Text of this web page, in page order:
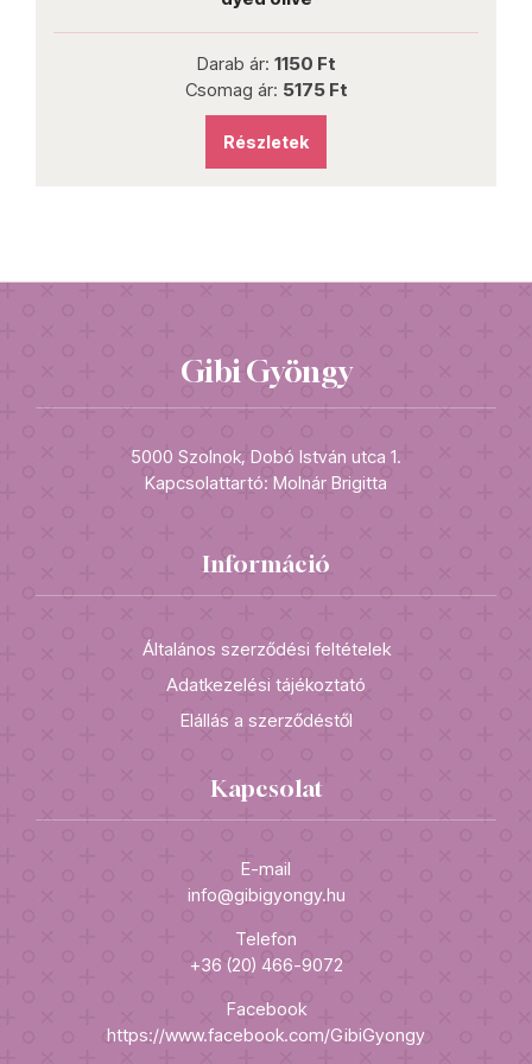
Darab ár:
Csomag ár:
Gibi Gyöngy
5000 Szolnok, Dobó István utca 1.
Kapcsolattartó: Molnár Brigitta
Információ
Általános szerződési feltételek
Adatkezelési tájékoztató
Elállás a szerződéstől
Kapcsolat
E-mail
info@gibigyongy.hu
Telefon
+36 (20) 466-9072
Facebook
https://www.facebook.com/GibiGyongy